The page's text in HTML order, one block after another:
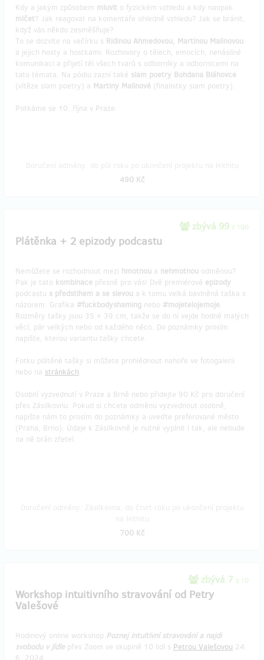
Kdy a jakým způsobem mluvit o fyzickém vzhledu a kdy naopak
mlčet? Jak reagovat na komentáře ohledně vzhledu? Jak se bránit,
když vás někdo zesměšňuje?
To se dozvíte na večírku s Ridinou Ahmedovou, Martinou Malinovou
a jejich hosty a hostkami. Rozhovory o tělech, emocích, nenásilné
komunikaci a přijetí těl všech tvarů s odborníky a odbornicemi na
tato témata. Na pódiu zazní také slam poetry Bohdana Bláhovce
(vítěze slam poetry) a Martiny Malinové (finalistky slam poetry).
Potkáme se 10. října v Praze.
490 Kč
zbývá 99 z 100
Plátěnka + 2 epizody podcastu
Nemůžete se rozhodnout mezi hmotnou a nehmotnou odměnou?
Pak je tato kombinace přesně pro vás! Dvě premiérové epizody
podcastu s předstihem a se slevou a k tomu velká bavlněná taška s
názorem. Grafika #fuckbodyshaming nebo #mojetelojemoje.
Rozměry tašky jsou 35 × 39 cm, takže se do ní vejde hodně malých
věcí, pár velkých nebo od každého něco. Do poznámky prosím
napište, kterou variantu tašky chcete.
Fotku plátěné tašky si můžete prohlédnout nahoře ve fotogalerii
nebo na stránkách.
Osobní vyzvednutí v Praze a Brně nebo přidejte 90 Kč pro doručení
přes Zásilkovnu. Pokud si chcete odměnu vyzvednout osobně,
napište nám to prosím do poznámky a uveďte preferované město
(Praha, Brno). Údaje k Zásilkovně je nutné vyplnit i tak, ale nebude
na ně brán zřetel.
700 Kč
zbývá 7 z 10
Workshop intuitivního stravování od Petry
Valešové
Hodinový online workshop Poznej intuitivní stravování a najdi
svobodu v jídlepřes Zoom ve skupině 10 lidí s Petrou Valešovou 24.